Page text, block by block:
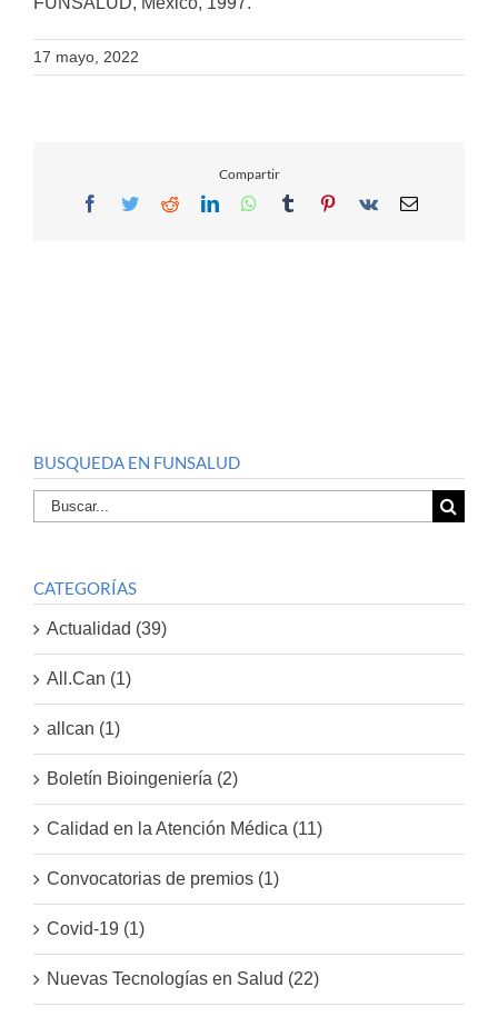
17 mayo, 2022
Compartir
Facebook
TwitterRedditLinkedInWhatsApp
TumblrPinterest
Vk Email
BUSQUEDA EN FUNSALUD
Buscar
por:
CATEGORÍAS
Actualidad (39)
All.Can (1)
allcan (1)
Boletín Bioingeniería (2)
Calidad en la Atención Médica (11)
Convocatorias de premios (1)
Covid-19 (1)
Nuevas Tecnologías en Salud (22)